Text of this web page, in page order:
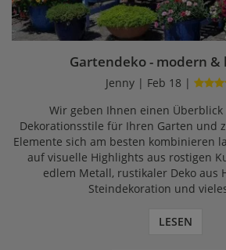
Gartendeko - modern &
Jenny | Feb 18 |
Wir geben Ihnen einen
Dekorationsstile für Ihren Garten und
Elemente sich am besten kombinieren
auf visuelle Highlights aus rostigen
edlem Metall, rustikaler Deko aus
Steindekoration und
LESEN